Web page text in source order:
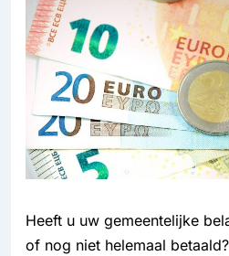
Heeft u uw gemeentelijke
of nog niet helemaal